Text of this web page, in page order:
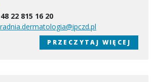
22 815 16 20
PRZECZYTAJ WIĘCEJ